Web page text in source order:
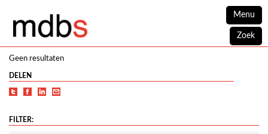
Menu
Zoek
Geen resultaten
DELEN
FILTER: